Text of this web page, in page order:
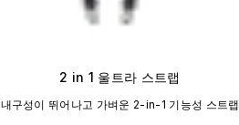
2 in 1 울트라 스트랩
내구성이 뛰어나고 가벼운 2-in-1 기능성 스트랩